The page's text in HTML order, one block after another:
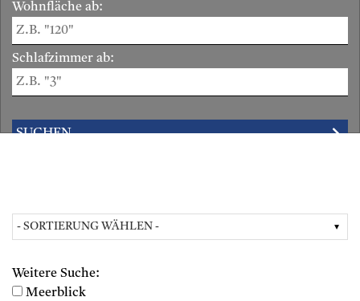
Wohnfläche ab:
Schlafzimmer ab:
Weitere Suche:
Meerblick